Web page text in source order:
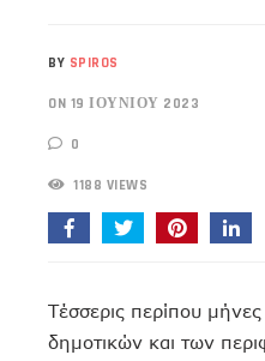
BY SPIROS
ON 19 ΙΟΥΝΊΟΥ 2023
0
1188 VIEWS
Τέσσερις περίπου
δημοτικών και των